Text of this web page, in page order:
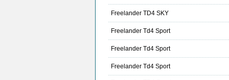
Freelander TD4 SKY
Freelander Td4 Sport
Freelander Td4 Sport
Freelander Td4 Sport